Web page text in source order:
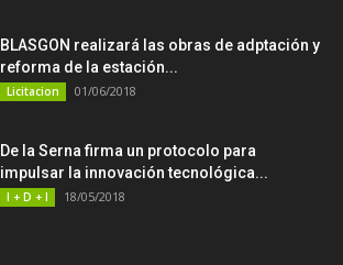
BLASGON realizará las obras de adptación y
reforma de la estación...
Licitacion 01/06/2018
De la Serna firma un protocolo para
impulsar la innovación tecnológica...
I + D + I 18/05/2018